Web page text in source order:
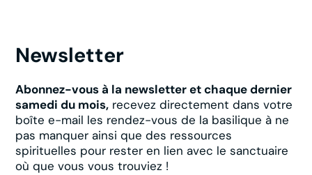
Newsletter
Abonnez-vous à la newsletter et chaque dernier
samedi du mois, recevez directement dans votre
boîte e-mail les rendez-vous de la basilique à ne
pas manquer ainsi que des ressources
spirituelles pour rester en lien avec le sanctuaire
où que vous vous trouviez !